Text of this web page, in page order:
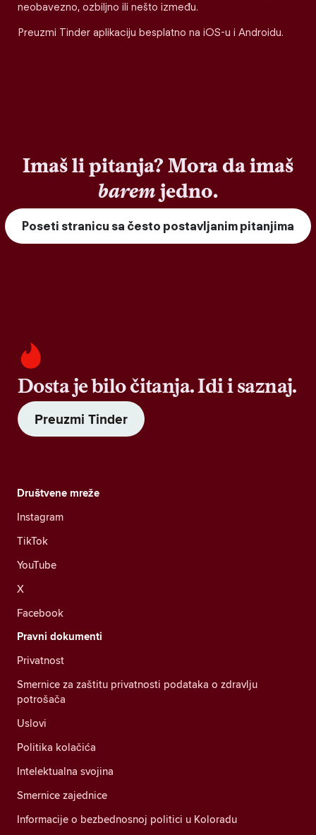
neobavezno, ozbiljno ili nešto između.
Preuzmi Tinder aplikaciju besplatno na iOS-u i Androidu.
Imaš li pitanja? Mora da imaš
baremjedno.
Poseti stranicu sa često postavljanim pitanjima
Dosta je bilo čitanja. Idi i saznaj.
Preuzmi Tinder
Društvene mreže
Instagram
TikTok
YouTube
X
Facebook
Pravni dokumenti
Privatnost
Smernice za zaštitu privatnosti podataka o zdravlju
potrošača
Uslovi
Politika kolačića
Intelektualna svojina
Smernice zajednice
Informacije o bezbednosnoj politici u Koloradu